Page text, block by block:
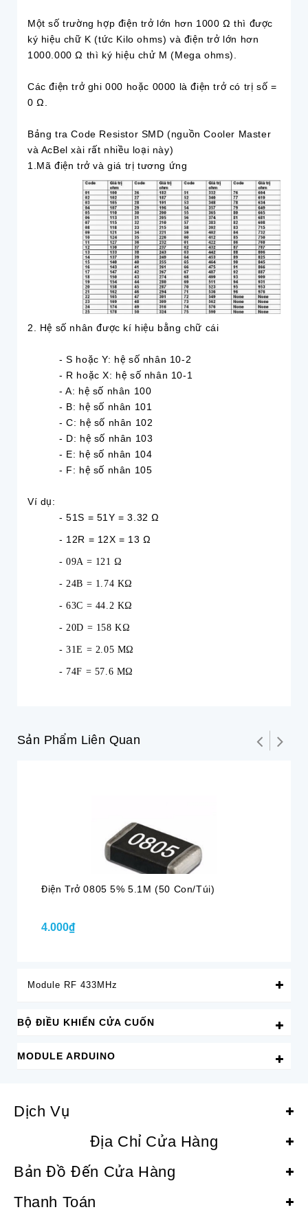
Một số trường hợp điện trở lớn hơn 1000 Ω thì được
ký hiệu chữ K (tức Kilo ohms) và điện trở lớn hơn
1000.000 Ω thì ký hiệu chử M (Mega ohms).
Các điện trở ghi 000 hoặc 0000 là điện trở có trị số =
0 Ω.
Bảng tra Code Resistor SMD (nguồn Cooler Master
và AcBel xài rất nhiều loại này)
1.Mã điện trở và giá trị tương ứng
2. Hệ số nhân được kí hiệu bằng chữ cái
- S hoặc Y: hệ số nhân 10-2
- R hoặc X: hệ số nhân 10-1
- A: hệ số nhân 100
- B: hệ số nhân 101
- C: hệ số nhân 102
- D: hệ số nhân 103
- E: hệ số nhân 104
- F: hệ số nhân 105
Ví dụ:
- 51S = 51Y = 3.32 Ω
- 12R = 12X = 13 Ω
- 09A = 121 Ω
- 24B = 1.74 KΩ
- 63C = 44.2 KΩ
- 20D = 158 KΩ
- 31E = 2.05 MΩ
- 74F = 57.6 MΩ
Sản Phẩm Liên Quan
Điện Trở 0805 5% 5.1M (50 Con/túi)
4.000₫
Module RF 433MHz
BỘ ĐIỀU KHIỂN CỬA CUỐN
MODULE ARDUINO
Dịch Vụ
Địa Chỉ Cửa Hàng
Bản Đồ Đến Cửa Hàng
Thanh Toán